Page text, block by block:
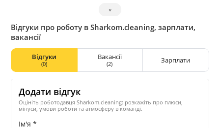
˅
Відгуки про роботу в Sharkom.cleaning, зарплати,
вакансії
Відгуки
(0)
Вакансії
(2) Зарплати
Додати відгук
Оцініть роботодавця Sharkom.cleaning: розкажіть про плюси,
мінуси, умови роботи та атмосферу в команді.
Ім'я *